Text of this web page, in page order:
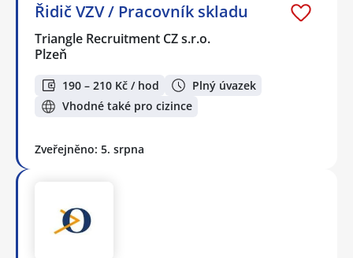
Řidič VZV / Pracovník skladu
Triangle Recruitment CZ s.r.o.
Plzeň
190 – 210 Kč / hod
Plný úvazek
Vhodné také pro cizince
Zveřejněno: 5. srpna